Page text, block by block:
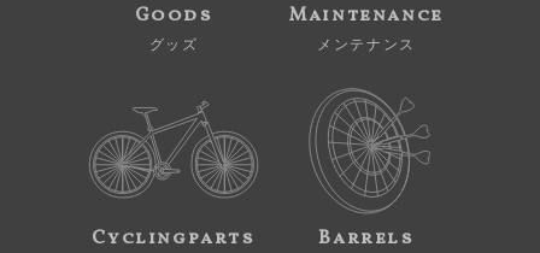
Goods
グッズ
Maintenance
メンテナンス
Cyclingparts Barrels